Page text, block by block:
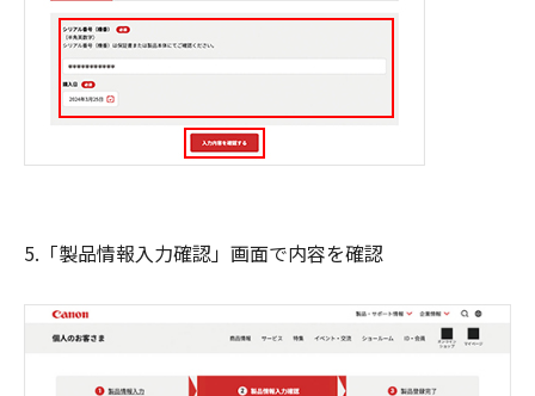
5.「製品情報入力確認」画面で内容を確認